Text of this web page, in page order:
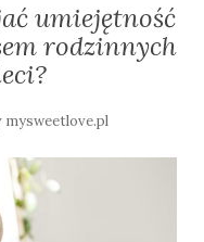
umiejętność
rodzinnych
mysweetlove.pl